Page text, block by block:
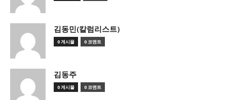
김동민(칼럼리스트)
0 게시물 0 코멘트
김동주
0 게시물 0 코멘트